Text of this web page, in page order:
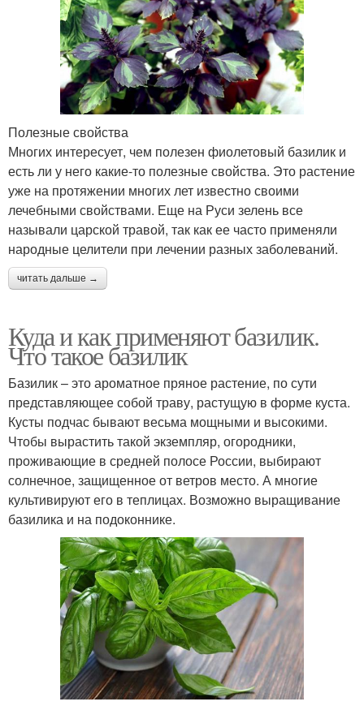
Полезные свойства
Многих интересует, чем полезен фиолетовый базилик и
есть ли у него какие-то полезные свойства. Это растение
уже на протяжении многих лет известно своими
лечебными свойствами. Еще на Руси зелень все
называли царской травой, так как ее часто применяли
народные целители при лечении разных заболеваний.
читать дальше →
Куда и как применяют базилик.
Что такое базилик
Базилик – это ароматное пряное растение, по сути
представляющее собой траву, растущую в форме куста.
Кусты подчас бывают весьма мощными и высокими.
Чтобы вырастить такой экземпляр, огородники,
проживающие в средней полосе России, выбирают
солнечное, защищенное от ветров место. А многие
культивируют его в теплицах. Возможно выращивание
базилика и на подоконнике.